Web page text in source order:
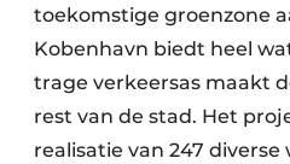
toekomstige groenzone
Kobenhavn biedt heel
trage verkeersas maakt
rest van de stad. Het
realisatie van 247